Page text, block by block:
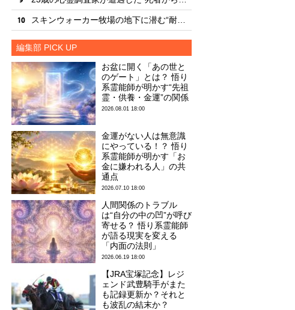
・
編集部 PICK UP
お盆に開く「あの世と
のゲート」とは？ 悟り
系霊能師が明かす“先祖
霊・供養・金運”の関係
2026.08.01 18:00
金運がない人は無意識
にやっている！？ 悟り
系霊能師が明かす「お
金に嫌われる人」の共
通点
2026.07.10 18:00
人間関係のトラブル
は“自分の中の凹”が呼び
寄せる？ 悟り系霊能師
が語る現実を変える
「内面の法則」
2026.06.19 18:00
【JRA宝塚記念】レジ
ェンド武豊騎手がまた
も記録更新か？それと
も波乱の結末か？